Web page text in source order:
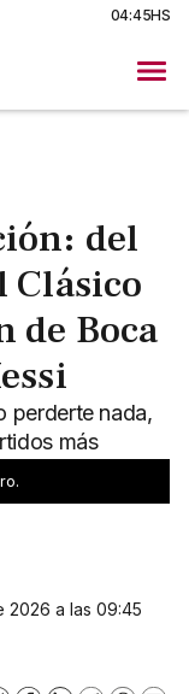
04:45HS
del
Clásico
de Boca
perderte nada,
más
los transmiten.
2026 a las 09:45